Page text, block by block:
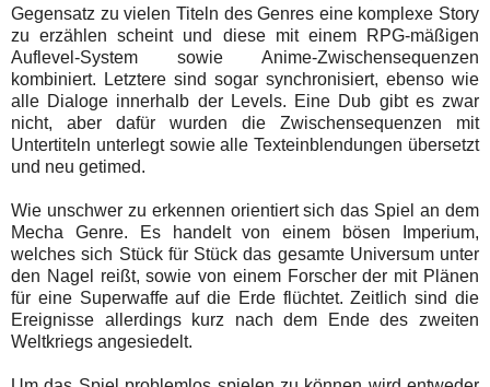
Gegensatz zu vielen Titeln des Genres eine komplexe Story
zu erzählen scheint und diese mit einem RPG-mäßigen
Auflevel-System sowie Anime-Zwischensequenzen
kombiniert. Letztere sind sogar synchronisiert, ebenso wie
alle Dialoge innerhalb der Levels. Eine Dub gibt es zwar
nicht, aber dafür wurden die Zwischensequenzen mit
Untertiteln unterlegt sowie alle Texteinblendungen übersetzt
und neu getimed.
Wie unschwer zu erkennen orientiert sich das Spiel an dem
Mecha Genre. Es handelt von einem bösen Imperium,
welches sich Stück für Stück das gesamte Universum unter
den Nagel reißt, sowie von einem Forscher der mit Plänen
für eine Superwaffe auf die Erde flüchtet. Zeitlich sind die
Ereignisse allerdings kurz nach dem Ende des zweiten
Weltkriegs angesiedelt.